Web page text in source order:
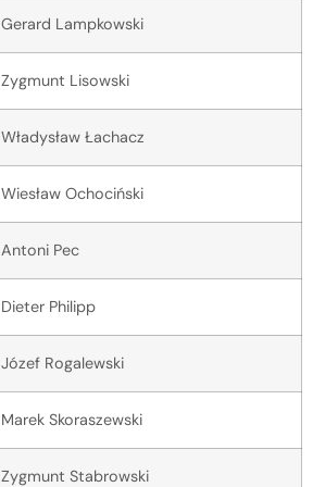
Gerard Lampkowski
Zygmunt Lisowski
Władysław Łachacz
Wiesław Ochociński
Antoni Pec
Dieter Philipp
Józef Rogalewski
Marek Skoraszewski
Zygmunt Stabrowski